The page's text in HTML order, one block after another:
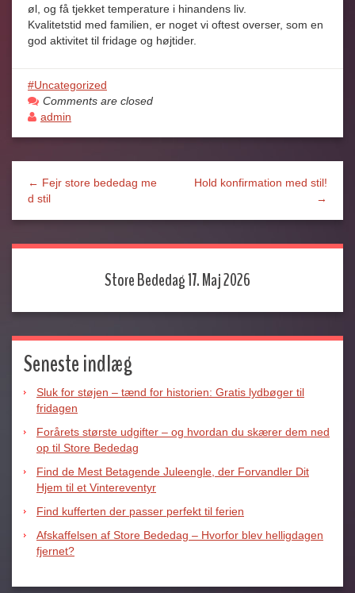
øl, og få tjekket temperature i hinandens liv.
Kvalitetstid med familien, er noget vi oftest overser, som en
god aktivitet til fridage og højtider.
Uncategorized
Comments are closed
admin
← Fejr store bededag me
d stil
Hold konfirmation med stil!
→
Store Bededag 17. Maj 2026
Seneste indlæg
Sluk for støjen – tænd for historien: Gratis lydbøger til
fridagen
Forårets største udgifter – og hvordan du skærer dem ned
op til Store Bededag
Find de Mest Betagende Juleengle, der Forvandler Dit
Hjem til et Vintereventyr
Find kufferten der passer perfekt til ferien
Afskaffelsen af Store Bededag – Hvorfor blev helligdagen
fjernet?